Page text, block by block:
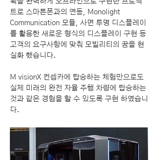
트로 스마튼폰과의 연동, Monolight
Communication 모듈, 사면 투명 디스플레이
를 활용한 새로운 형식의 디스플레이 구현 등
고객의 요구사항에 맞춰 모빌리티의 꿈을 현
실화 했습니다.
M visionX 컨셉카에 탑승하는 체험만으로도
실제 미래의 완전 자율 주행 차량에 탑승하는
것과 같은 경험을 할 수 있도록 구현 하였습니
다.